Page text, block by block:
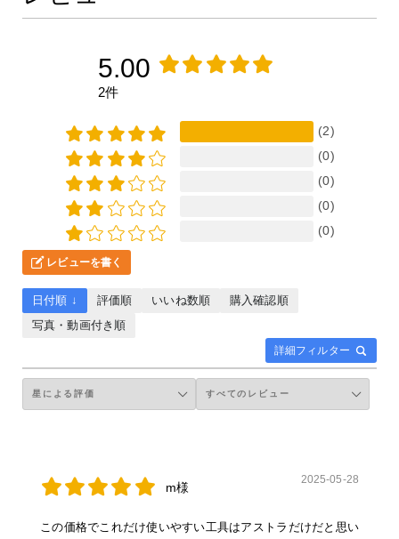
5.00
2件
(2)
(0)
(0)
(0)
(0)
レビューを書く
詳細フィルター
日付順 ↓ 評価順 いいね数順
購入確認順
写真・動画付き順
m様
2025-05-28
この価格でこれだけ使いやすい工具はアストラだけだと思い